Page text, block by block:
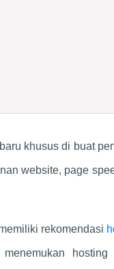
khusus di buat
website, page
rekomendasi
hosting